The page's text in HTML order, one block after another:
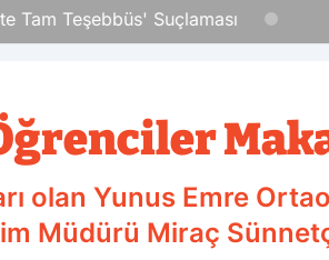
Teşebbüs' Suçlaması
olan Yunus Emre
Müdürü Miraç